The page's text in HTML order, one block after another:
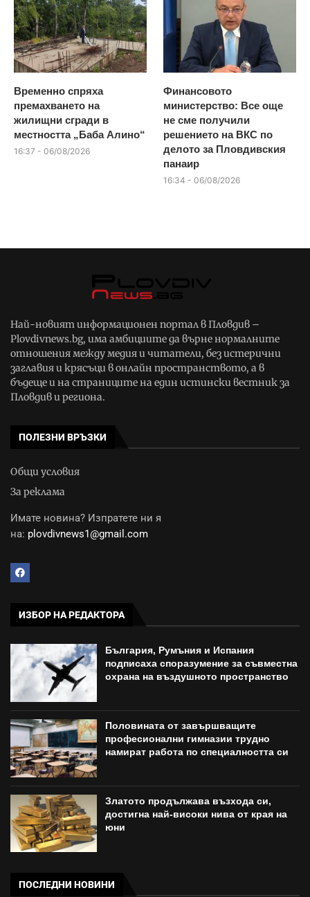
Временно спряха
премахването на
жилищни сгради в
местността „Баба Алино“
16:37 - 06/08/2026
Финансовото
министерство: Все още
не сме получили
решението на ВКС по
делото за Пловдивския
панаир
16:34 - 06/08/2026
Най-новият информационен портал в Пловдив –
Plovdivnews.bg, има амбициите да върне нормалните
отношения между медия и читатели, без истерични
заглавия и крясъци в онлайн пространството, а в
бъдеще и на страниците на един истински вестник за
Пловдив и региона.
ПОЛЕЗНИ ВРЪЗКИ
Общи условия
За реклама
Имате новина? Изпратете ни я
на: plovdivnews1@gmail.com
ИЗБОР НА РЕДАКТОРА
България, Румъния и Испания
подписаха споразумение за съвместна
охрана на въздушното пространство
Половината от завършващите
професионални гимназии трудно
намират работа по специалността си
Златото продължава възхода си,
достигна най-високи нива от края на
юни
ПОСЛЕДНИ НОВИНИ